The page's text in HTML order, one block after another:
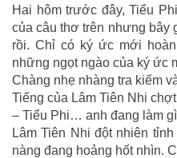
Hai hôm trước đây, Tiểu
của câu thơ trên nhưng
rồi. Chỉ có ký ức mới
những ngọt ngào của ký ức
Chàng nhẹ nhàng tra kiếm
Tiếng của Lâm Tiên Nhi
– Tiểu Phi… anh đang làm
Lâm Tiên Nhi đột nhiên
nàng đang hoảng hốt nhìn.